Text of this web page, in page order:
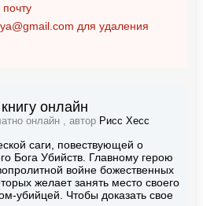
для удаления
онлайн
онлайн , автор Рисс Хесс
саги, повествующей о
Бога Убийств. Главному герою
войне божественных
желает занять место своего
убийцей. Чтобы доказать свое